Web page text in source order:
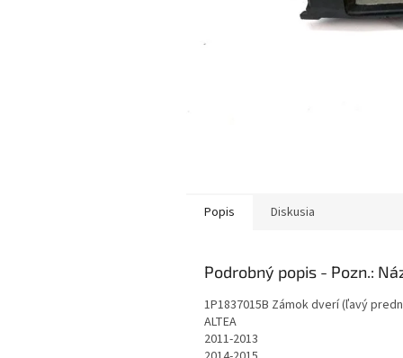
Popis Diskusia
Podrobný popis
1P1837015B Zámok dverí (ľavý
ALTEA
2011-2013